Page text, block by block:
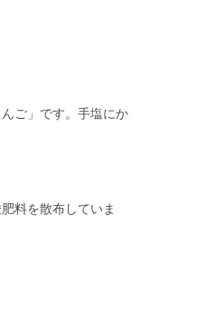
ご」です。手塩にか
料を散布していま